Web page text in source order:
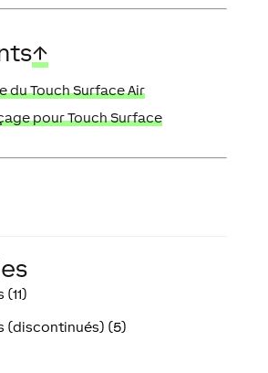
↑
du Touch Surface Air
pour Touch Surface
(discontinués) (5)